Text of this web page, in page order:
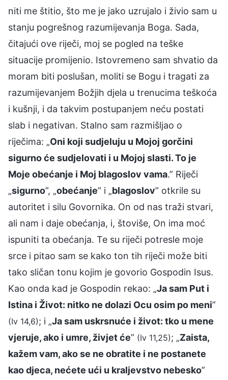
niti me štitio, što me je jako uzrujalo i živio sam u
stanju pogrešnog razumijevanja Boga. Sada,
čitajući ove riječi, moj se pogled na teške
situacije promijenio. Istovremeno sam shvatio da
moram biti poslušan, moliti se Bogu i tragati za
razumijevanjem Božjih djela u trenucima teškoća
i kušnji, i da takvim postupanjem neću postati
slab i negativan. Stalno sam razmišljao o
riječima: „Oni koji sudjeluju u Mojoj gorčini
sigurno će sudjelovati i u Mojoj slasti. To je
Moje obećanje i Moj blagoslov vama.” Riječi
„sigurno”, „obećanje” i „blagoslov” otkrile su
autoritet i silu Govornika. On od nas traži stvari,
ali nam i daje obećanja, i, štoviše, On ima moć
ispuniti ta obećanja. Te su riječi potresle moje
srce i pitao sam se kako ton tih riječi može biti
tako sličan tonu kojim je govorio Gospodin Isus.
Kao onda kad je Gospodin rekao: „Ja sam Put i
Istina i Život: nitko ne dolazi Ocu osim po meni”
(Iv 14,6); i „Ja sam uskrsnuće i život: tko u mene
vjeruje, ako i umre, živjet će” (Iv 11,25); „Zaista,
kažem vam, ako se ne obratite i ne postanete
kao djeca, nećete ući u kraljevstvo nebesko”